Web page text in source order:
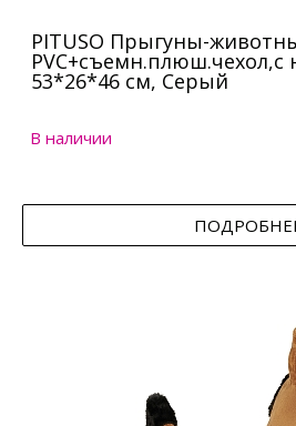
PITUSO Прыгуны-
PVC+съемн.плюш.чехол,с
53*26*46 см, Серый
В наличии